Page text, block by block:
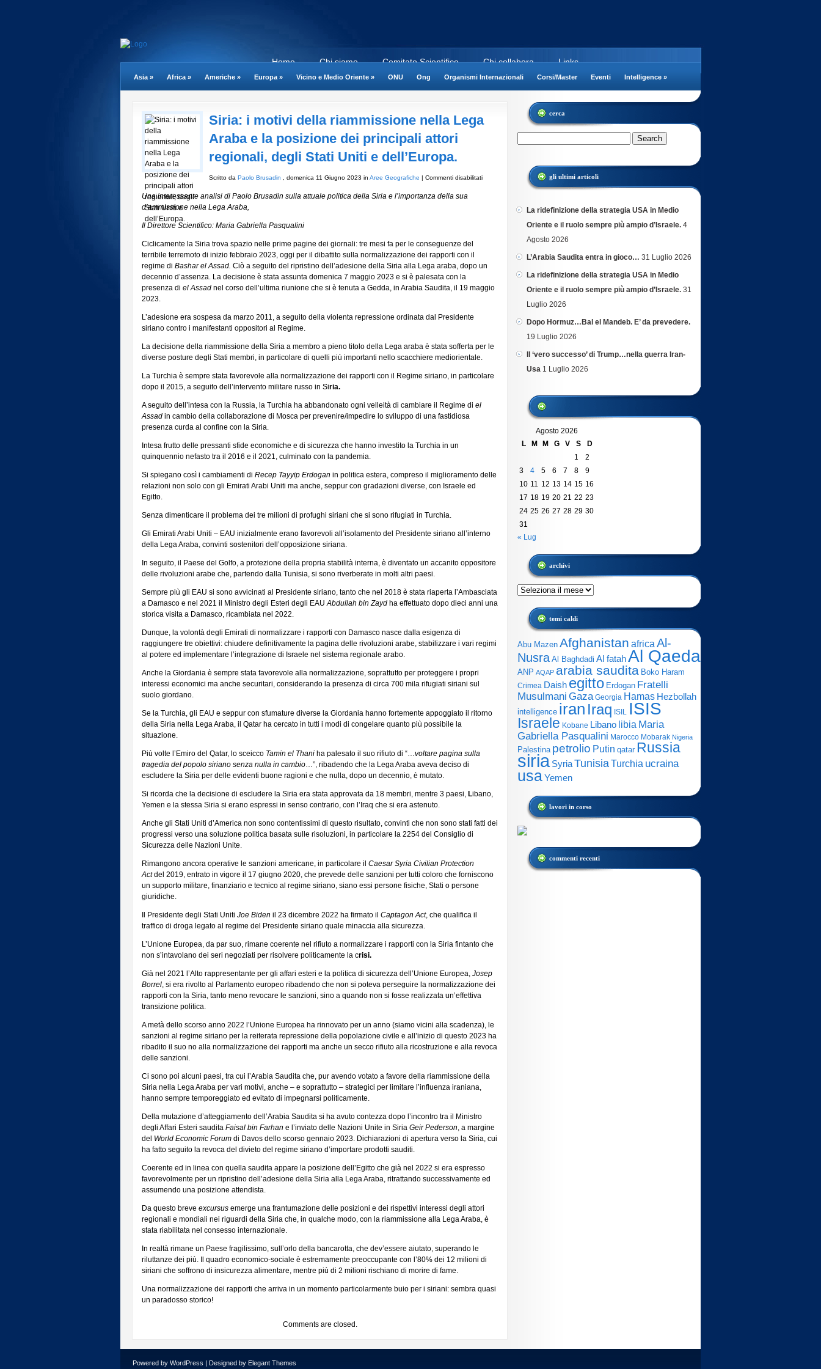
Links
Chi collabora
Comitato Scientifico
Chi siamo
Home
Asia » Africa » Americhe » Europa » Vicino e Medio Oriente » ONU Ong Organismi Internazionali Corsi/Master Eventi Intelligence »
Siria: i motivi della riammissione nella Lega
Araba e la posizione dei principali attori
regionali, degli Stati Uniti e dell’Europa.
Scritto da Paolo Brusadin , domenica 11 Giugno 2023 in Aree Geografiche | Commenti disabilitatisu
Araba
la
Uniti
Una interessante analisi di Paolo Brusadin sulla attuale politica della Siria e l’importanza della sua
d’ammissione nella Lega Araba,
Il Direttore Scientifico: Maria Gabriella Pasqualini
Ciclicamente la Siria trova spazio nelle prime pagine dei giornali: tre mesi fa per le conseguenze del
terribile terremoto di inizio febbraio 2023, oggi per il dibattito sulla normalizzazione dei rapporti con il
regime di Bashar el Assad. Ciò a seguito del ripristino dell’adesione della Siria alla Lega araba, dopo un
decennio d’assenza. La decisione è stata assunta domenica 7 maggio 2023 e si è palesata con la
presenza di el Assad nel corso dell’ultima riunione che si è tenuta a Gedda, in Arabia Saudita, il 19 maggio
2023.
L’adesione era sospesa da marzo 2011, a seguito della violenta repressione ordinata dal Presidente
siriano contro i manifestanti oppositori al Regime.
La decisione della riammissione della Siria a membro a pieno titolo della Lega araba è stata sofferta per le
diverse posture degli Stati membri, in particolare di quelli più importanti nello scacchiere mediorientale.
La Turchia è sempre stata favorevole alla normalizzazione dei rapporti con il Regime siriano, in particolare
dopo il 2015, a seguito dell’intervento militare russo in Siria.
A seguito dell’intesa con la Russia, la Turchia ha abbandonato ogni velleità di cambiare il Regime di el
Assad in cambio della collaborazione di Mosca per prevenire/impedire lo sviluppo di una fastidiosa
presenza curda al confine con la Siria.
Intesa frutto delle pressanti sfide economiche e di sicurezza che hanno investito la Turchia in un
quinquennio nefasto tra il 2016 e il 2021, culminato con la pandemia.
Si spiegano così i cambiamenti di Recep Tayyip Erdogan in politica estera, compreso il miglioramento delle
relazioni non solo con gli Emirati Arabi Uniti ma anche, seppur con gradazioni diverse, con Israele ed
Egitto.
Senza dimenticare il problema dei tre milioni di profughi siriani che si sono rifugiati in Turchia.
Gli Emirati Arabi Uniti – EAU inizialmente erano favorevoli all’isolamento del Presidente siriano all’interno
della Lega Araba, convinti sostenitori dell’opposizione siriana.
In seguito, il Paese del Golfo, a protezione della propria stabilità interna, è diventato un accanito oppositore
delle rivoluzioni arabe che, partendo dalla Tunisia, si sono riverberate in molti altri paesi.
Sempre più gli EAU si sono avvicinati al Presidente siriano, tanto che nel 2018 è stata riaperta l’Ambasciata
a Damasco e nel 2021 il Ministro degli Esteri degli EAUAbdullah bin Zayd ha effettuato dopo dieci anni una
storica visita a Damasco, ricambiata nel 2022.
Dunque, la volontà degli Emirati di normalizzare i rapporti con Damasco nasce dalla esigenza di
raggiungere tre obiettivi: chiudere definitivamente la pagina delle rivoluzioni arabe, stabilizzare i vari regimi
al potere ed implementare l’integrazione di Israele nel sistema regionale arabo.
Anche la Giordania è sempre stata favorevole alla normalizzazione, soprattutto per proteggere i propri
interessi economici ma anche securitari, considerando la presenza di circa 700 mila rifugiati siriani sul
suolo giordano.
Se la Turchia, gli EAU e seppur con sfumature diverse la Giordania hanno fortemente appoggiato il ritorno
della Siria nella Lega Araba, il Qatar ha cercato in tutti i modi di congelare quanto più possibile la
situazione.
Più volte l’Emiro del Qatar, lo sceicco Tamin el Thani ha palesato il suo rifiuto di “…voltare pagina sulla
tragedia del popolo siriano senza nulla in cambio…”, ribadendo che la Lega Araba aveva deciso di
escludere la Siria per delle evidenti buone ragioni e che nulla, dopo un decennio, è mutato.
Si ricorda che la decisione di escludere la Siria era stata approvata da 18 membri, mentre 3 paesi, Libano,
Yemen e la stessa Siria si erano espressi in senso contrario, con l’Iraq che si era astenuto.
Anche gli Stati Uniti d’America non sono contentissimi di questo risultato, convinti che non sono stati fatti dei
progressi verso una soluzione politica basata sulle risoluzioni, in particolare la 2254 del Consiglio di
Sicurezza delle Nazioni Unite.
Rimangono ancora operative le sanzioni americane, in particolare il Caesar Syria Civilian Protection
Actdel 2019, entrato in vigore il 17 giugno 2020, che prevede delle sanzioni per tutti coloro che forniscono
un supporto militare, finanziario e tecnico al regime siriano, siano essi persone fisiche, Stati o persone
giuridiche.
Il Presidente degli Stati Uniti Joe Biden il 23 dicembre 2022 ha firmato il Captagon Act, che qualifica il
traffico di droga legato al regime del Presidente siriano quale minaccia alla sicurezza.
L’Unione Europea, da par suo, rimane coerente nel rifiuto a normalizzare i rapporti con la Siria fintanto che
non s’intavolano dei seri negoziati per risolvere politicamente la crisi.
Già nel 2021 l’Alto rappresentante per gli affari esteri e la politica di sicurezza dell’Unione Europea, Josep
Borrel, si era rivolto al Parlamento europeo ribadendo che non si poteva perseguire la normalizzazione dei
rapporti con la Siria, tanto meno revocare le sanzioni, sino a quando non si fosse realizzata un’effettiva
transizione politica.
A metà dello scorso anno 2022 l’Unione Europea ha rinnovato per un anno (siamo vicini alla scadenza), le
sanzioni al regime siriano per la reiterata repressione della popolazione civile e all’inizio di questo 2023 ha
ribadito il suo no alla normalizzazione dei rapporti ma anche un secco rifiuto alla ricostruzione e alla revoca
delle sanzioni.
Ci sono poi alcuni paesi, tra cui l’Arabia Saudita che, pur avendo votato a favore della riammissione della
Siria nella Lega Araba per vari motivi, anche – e soprattutto – strategici per limitare l’influenza iraniana,
hanno sempre temporeggiato ed evitato di impegnarsi politicamente.
Della mutazione d’atteggiamento dell’Arabia Saudita si ha avuto contezza dopo l’incontro tra il Ministro
degli Affari Esteri saudita Faisal bin Farhan e l’inviato delle Nazioni Unite in Siria Geir Pederson, a margine
del World Economic Forum di Davos dello scorso gennaio 2023. Dichiarazioni di apertura verso la Siria, cui
ha fatto seguito la revoca del divieto del regime siriano d’importare prodotti sauditi.
Coerente ed in linea con quella saudita appare la posizione dell’Egitto che già nel 2022 si era espresso
favorevolmente per un ripristino dell’adesione della Siria alla Lega Araba, ritrattando successivamente ed
assumendo una posizione attendista.
Da questo breve excursus emerge una frantumazione delle posizioni e dei rispettivi interessi degli attori
regionali e mondiali nei riguardi della Siria che, in qualche modo, con la riammissione alla Lega Araba, è
stata riabilitata nel consesso internazionale.
In realtà rimane un Paese fragilissimo, sull’orlo della bancarotta, che dev’essere aiutato, superando le
riluttanze dei più. Il quadro economico-sociale è estremamente preoccupante con l’80% dei 12 milioni di
siriani che soffrono di insicurezza alimentare, mentre più di 2 milioni rischiano di morire di fame.
Una normalizzazione dei rapporti che arriva in un momento particolarmente buio per i siriani: sembra quasi
un paradosso storico!
Comments are closed.
cerca
gli ultimi articoli
La ridefinizione della strategia USA in Medio
Oriente e il ruolo sempre più ampio d’Israele. 4
Agosto 2026
L’Arabia Saudita entra in gioco… 31 Luglio 2026
La ridefinizione della strategia USA in Medio
Oriente e il ruolo sempre più ampio d’Israele. 31
Luglio 2026
Dopo Hormuz…Bal el Mandeb. E’ da prevedere.
19 Luglio 2026
Il ‘vero successo’ di Trump…nella guerra Iran-
Usa 1 Luglio 2026
Agosto 2026
L
M M G V S
D
1
2
3
4 5 6 7 8
9
10 11 12 13 14 15 16
17 18 19 20 21 22 23
24 25 26 27 28 29 30
31
« Lug
archivi
Archivi
temi caldi
Abu Mazen Afghanistan africa Al-
Nusra Al Baghdadi Al fatahAl Qaeda
ANP AQAP arabia saudita Boko Haram
Crimea Daish egitto Erdogan Fratelli
Musulmani Gaza Georgia Hamas Hezbollah
intelligence iran Iraq ISIL ISIS
Israele Kobane Libano libia Maria
Gabriella Pasqualini Marocco Mobarak Nigeria
Palestina petrolio Putin qatar Russia
siria SyriaTunisiaTurchia ucraina
usaYemen
lavori in corso
commenti recenti
Powered by WordPress | Designed by Elegant Themes